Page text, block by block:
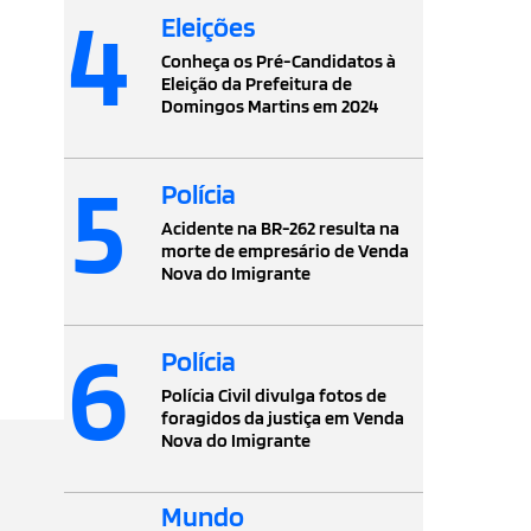
4 Eleições
Conheça os Pré-Candidatos à
Eleição da Prefeitura de
Domingos Martins em 2024
5 Polícia
Acidente na BR-262 resulta na
morte de empresário de Venda
Nova do Imigrante
6 Polícia
Polícia Civil divulga fotos de
foragidos da justiça em Venda
Nova do Imigrante
Mundo